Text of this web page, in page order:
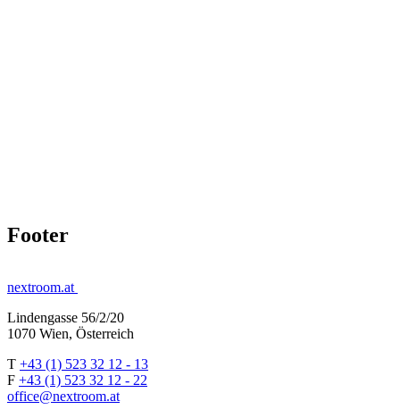
Footer
nextroom.at
Lindengasse 56/2/20
1070 Wien, Österreich
T +43 (1) 523 32 12 - 13
F +43 (1) 523 32 12 - 22
office@nextroom.at